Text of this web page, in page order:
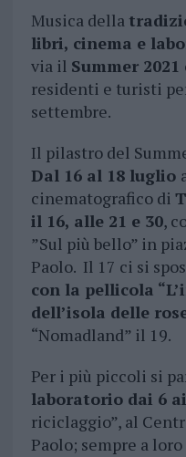
Musica della
libri, cinema e
via il Summer
residenti e turisti
settembre.
Il pilastro del
Dal 16 al 18 luglio
cinematografico di
il 16, alle 21 e 30,
”Sul più bello” in
Paolo. Il 17 ci si
con la pellicola
dell’isola delle
“Nomadland” il 19.
Per i più piccoli si
laboratorio dai 6
riciclaggio”, al
Paolo; sempre a